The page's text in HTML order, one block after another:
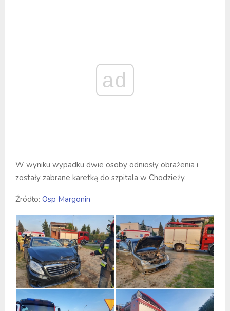
ad
W wyniku wypadku dwie osoby odniosły obrażenia i
zostały zabrane karetką do szpitala w Chodzieży.
Źródło: Osp Margonin